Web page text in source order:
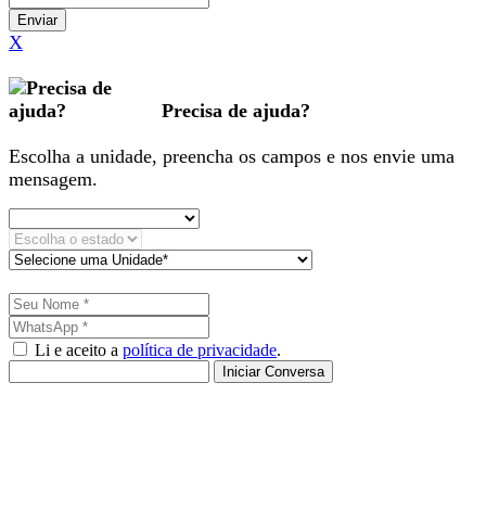
Enviar
X
Precisa de ajuda?
Escolha a unidade, preencha os campos e nos envie uma
mensagem.
Li e aceito a política de privacidade.
Iniciar Conversa